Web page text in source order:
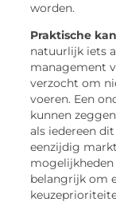
worden.
Praktische
natuurlijk iets
management
verzocht om
voeren. Een
kunnen
als iedereen
eenzijdig
belangrijk om